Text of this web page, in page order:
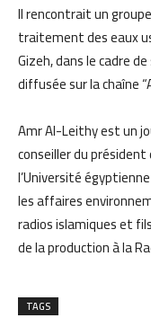
Il rencontrait un
traitement des eaux
Gizeh, dans le cadre
diffusée sur la chaîne
Amr Al-Leithy est un
conseiller du
l’Université
les affaires
radios islamiques et
de la production à la
TAGS